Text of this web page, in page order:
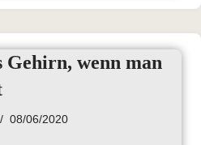
Gehirn, wenn man
08/06/2020